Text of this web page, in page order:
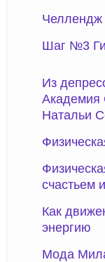
Шаг №3
Из
Академия
Натальи
счастьем
Как
энергию
Мода